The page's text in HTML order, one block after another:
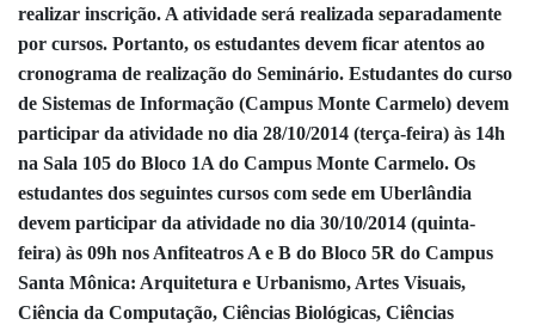
realizar inscrição. A atividade será realizada separadamente
por cursos. Portanto, os estudantes devem ficar atentos ao
cronograma de realização do Seminário. Estudantes do curso
de Sistemas de Informação (Campus Monte Carmelo) devem
participar da atividade no dia 28/10/2014 (terça-feira) às 14h
na Sala 105 do Bloco 1A do Campus Monte Carmelo. Os
estudantes dos seguintes cursos com sede em Uberlândia
devem participar da atividade no dia 30/10/2014 (quinta-
feira) às 09h nos Anfiteatros A e B do Bloco 5R do Campus
Santa Mônica: Arquitetura e Urbanismo, Artes Visuais,
Ciência da Computação, Ciências Biológicas, Ciências